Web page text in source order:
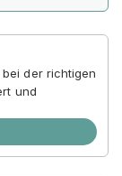
der richtigen
und